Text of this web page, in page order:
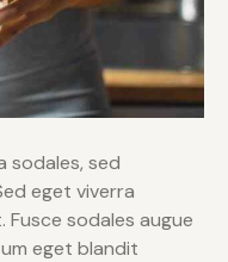
sodales, sed
eget viverra
sodales augue
eget blandit